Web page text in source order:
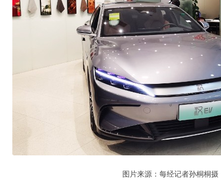
图片来源：每经记者孙桐桐摄